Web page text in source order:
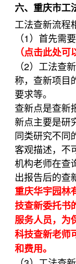
六、重庆市工
工法查新流程
（1）首先需
（点击此处
（2）工法查
称，查新项目
要求等。
查新点是查新
新点主要是研
同类研究不同
客观描述，不
机构老师在查
出报告后的查
重庆华宇园林
技查新委托书
服务人员，为
科技查新老师
和费用。